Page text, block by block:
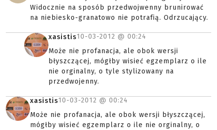
Widocznie na sposób przedwojwenny brunirować
na niebiesko-granatowo nie potrafią. Odrzucający.
xasistis10-03-2012 @ 00:24
Może nie profanacja, ale obok wersji
błyszczącej, mógłby wisieć egzemplarz o ile
nie orginalny, o tyle stylizowany na
przedwojenny.
xasistis10-03-2012 @ 00:24
Może nie profanacja, ale obok wersji błyszczącej,
mógłby wisieć egzemplarz o ile nie orginalny, o